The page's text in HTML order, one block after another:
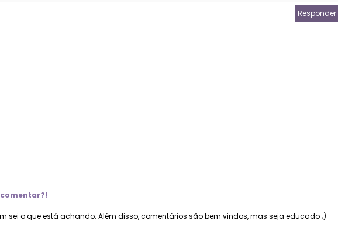
Responder
sei o que está achando. Além disso, comentários são bem vindos, mas seja educado ;)